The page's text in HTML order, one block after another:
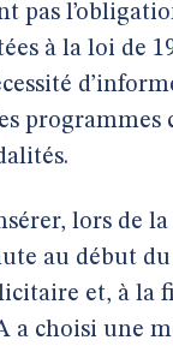
pas
à la loi de
lors de
au début
et, à la
a choisi une